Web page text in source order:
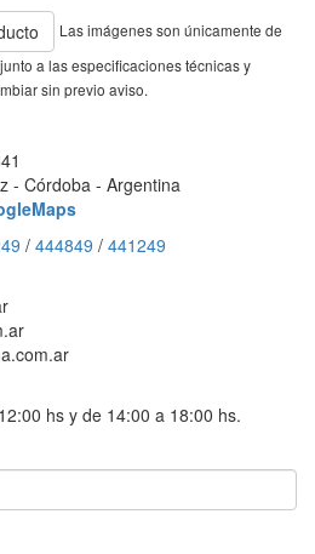
Las imágenes son únicamente de
a las especificaciones técnicas y
sin previo aviso.
- Córdoba - Argentina
/ 444849 / 441249
hs y de 14:00 a 18:00 hs.